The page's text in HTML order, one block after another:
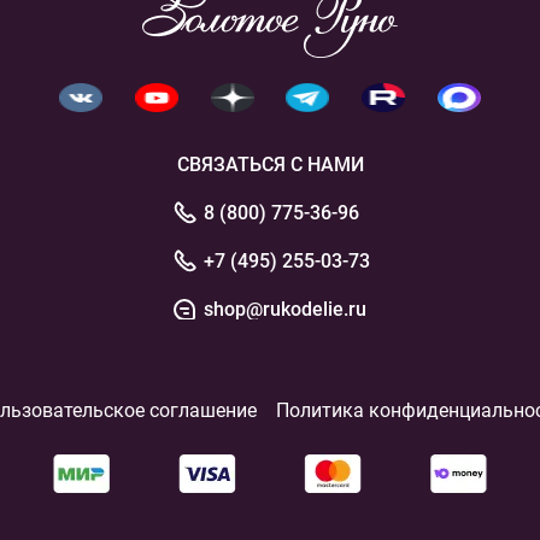
СВЯЗАТЬСЯ С НАМИ
8 (800) 775-36-96
+7 (495) 255-03-73
shop@rukodelie.ru
соглашение Политика